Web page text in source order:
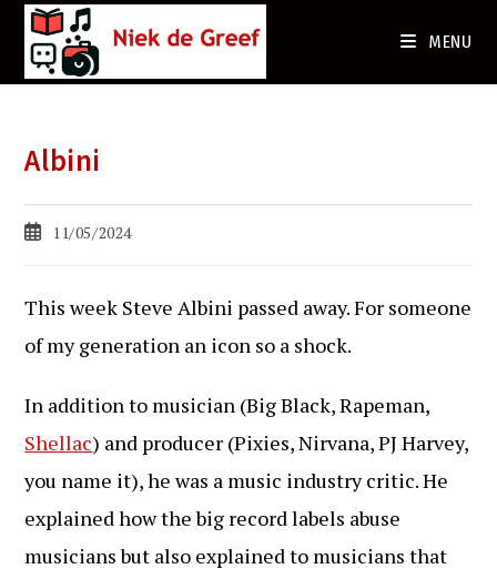
MENU
Albini
Bericht11/05/2024
This week Steve Albini passed away. For someone
of my generation an icon so a shock.
In addition to musician (Big Black, Rapeman,
Shellac) and producer (Pixies, Nirvana, PJ Harvey,
you name it), he was a music industry critic. He
explained how the big record labels abuse
musicians but also explained to musicians that